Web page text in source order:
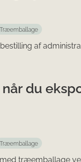
Træemballage
af
du
Træemballage
træemballage